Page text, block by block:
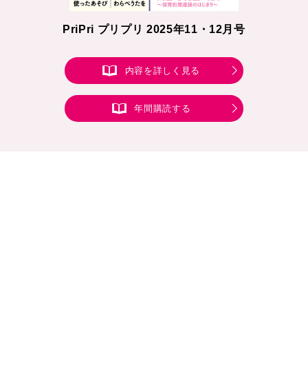
PriPri プリプリ 2025年11・12月号
内容を詳しく見る
年間購読する